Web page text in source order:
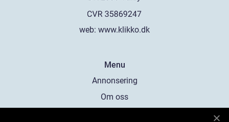
web: www.klikko.dk
Menu
Annonsering
Om oss